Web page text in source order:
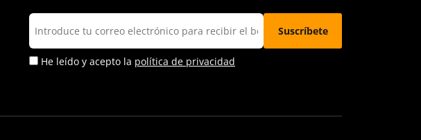
He leído y acepto la política de privacidad